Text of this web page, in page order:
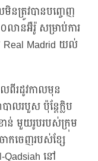
នត្រូវបានបញ្ចេញ
ានអឺរ៉ូ សម្រាប់ការ
Real Madrid យល់
លពីរដូវកាលមុន
លរបួស ប៉ុន្តែក្លិប
ន់ មួយរូបរបស់ក្រុម
ាកចេញរបស់ខ្សែ
Qadsiah នៅ